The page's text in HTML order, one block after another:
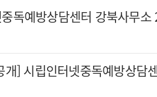
독예방상담센터 강북사무
개] 시립인터넷중독예방상담